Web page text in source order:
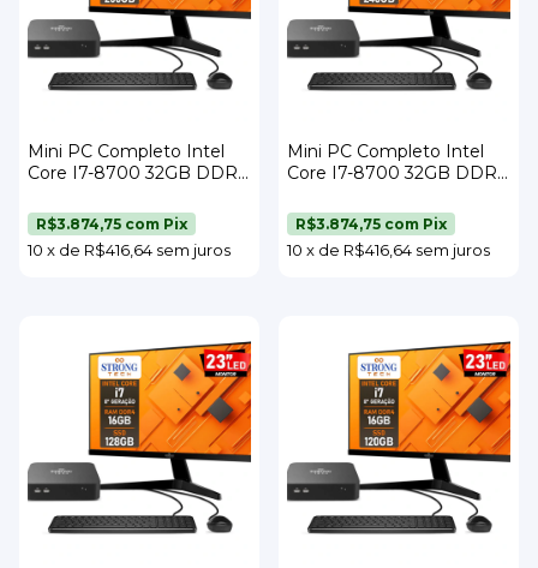
Mini PC Completo Intel
Core I7-8700 32GB DDR4
21,5" Teclado e Mouse
Strong Tech
10 x de R$416,64 sem juros
R$3.874,75 com Pix
Mini PC Completo Intel
Core I7-8700 32GB DDR4
21,5" Teclado e Mouse
Strong Tech
10 x de R$416,64 sem juros
R$3.874,75 com Pix